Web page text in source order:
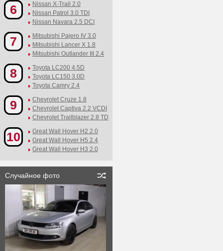
6
Nissan X-Trail 2.0
Nissan Patrol 3.0 TDI
Nissan Navara 2.5 DCI
7
Mitsubishi Pajero IV 3.0
Mitsubishi Lancer X 1.8
Mitsubishi Outlander III 2.4
8
Toyota LC200 4.5D
Toyota LC150 3.0D
Toyota Camry 2.4
9
Chevrolet Cruze 1.8
Chevrolet Captiva 2.2 VCDI
Chevrolet Trailblazer 2.8 TD
10
Great Wall Hover H2 2.0
Great Wall Hover H5 2.4
Great Wall Hover H3 2.0
Случайное фото